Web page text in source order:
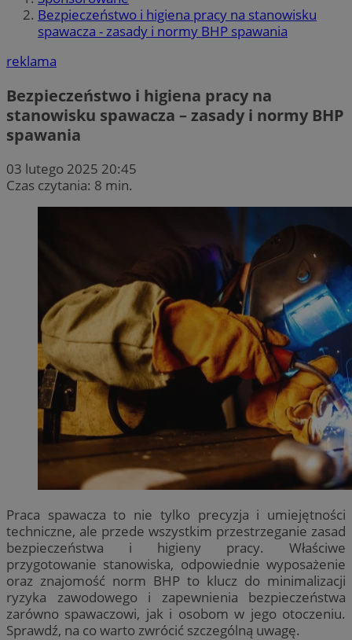
Bezpieczeństwo i higiena pracy na stanowisku
spawacza - zasady i normy BHP spawania
reklama
Bezpieczeństwo i higiena pracy na
stanowisku spawacza – zasady i normy BHP
spawania
03 lutego 2025 20:45
Czas czytania: 8 min.
Praca spawacza to nie tylko precyzja i umiejętności
techniczne, ale przede wszystkim przestrzeganie zasad
bezpieczeństwa i higieny pracy. Właściwe
przygotowanie stanowiska, odpowiednie wyposażenie
oraz znajomość norm BHP to klucz do minimalizacji
ryzyka zawodowego i zapewnienia bezpieczeństwa
zarówno spawaczowi, jak i osobom w jego otoczeniu.
Sprawdź, na co warto zwrócić szczególną uwagę.